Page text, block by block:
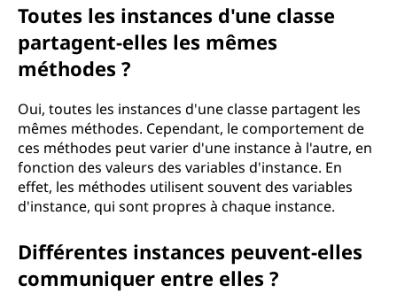
Toutes les instances d'une classe
partagent-elles les mêmes
méthodes ?
Oui, toutes les instances d'une classe partagent les
mêmes méthodes. Cependant, le comportement de
ces méthodes peut varier d'une instance à l'autre, en
fonction des valeurs des variables d'instance. En
effet, les méthodes utilisent souvent des variables
d'instance, qui sont propres à chaque instance.
Différentes instances peuvent-elles
communiquer entre elles ?